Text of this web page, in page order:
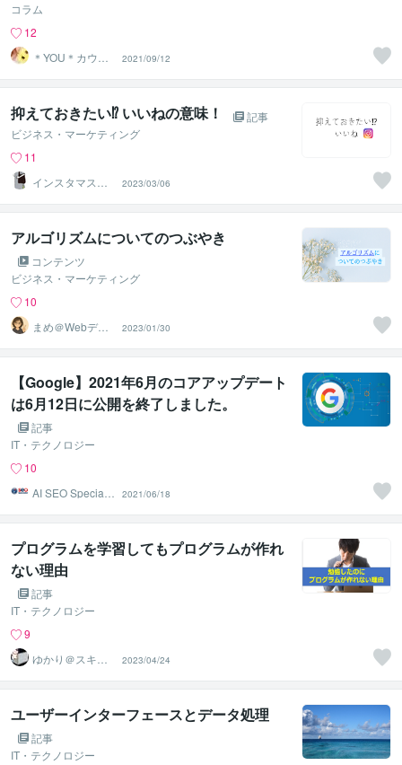
コラム
12
＊YOU＊カウン
セラー＆キャリ
コン
2021/09/12
抑えておきたい⁉︎ いいねの意味！
記事
ビジネス・マーケティング
11
インスタマスタ
ー＠Fuji
2023/03/06
アルゴリズムについてのつぶやき
コンテンツ
ビジネス・マーケティング
10
まめ＠Webデザ
イン
2023/01/30
【Google】2021年6月のコアアップデート
は6月12日に公開を終了しました。
記事
IT・テクノロジー
10
AI SEO Specialis
2021/06/18
プログラムを学習してもプログラムが作れ
ない理由
記事
IT・テクノロジー
9
ゆかり＠スキル
アップアドバイ
ザー
2023/04/24
ユーザーインターフェースとデータ処理
記事
IT・テクノロジー